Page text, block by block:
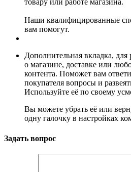
товару или работе магазина.
Наши квалифицированные
вам помогут.
Дополнительная вкладка,
о магазине, доставке или
контента. Поможет вам
покупателя вопросы и
Используйте её по своему
Вы можете убрать её или
одну галочку в настройках
Задать вопрос